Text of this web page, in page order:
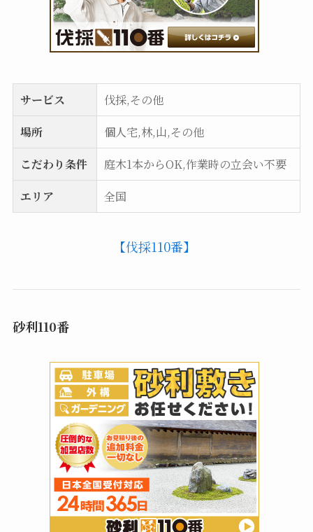
サービス
伐採,その他
場所
個人宅,林,山,その他
こだわり条件
庭木1本からOK,作業時の立会い不要
エリア
全国
【伐採110番】
砂利110番